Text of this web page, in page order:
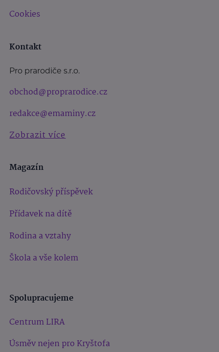
Cookies
Kontakt
Pro prarodiče s.r.o.
obchod@proprarodice.cz
redakce@emaminy.cz
Zobrazit více
Magazín
Rodičovský příspěvek
Přídavek na dítě
Rodina a vztahy
Škola a vše kolem
Spolupracujeme
Centrum LIRA
Úsměv nejen pro Kryštofa